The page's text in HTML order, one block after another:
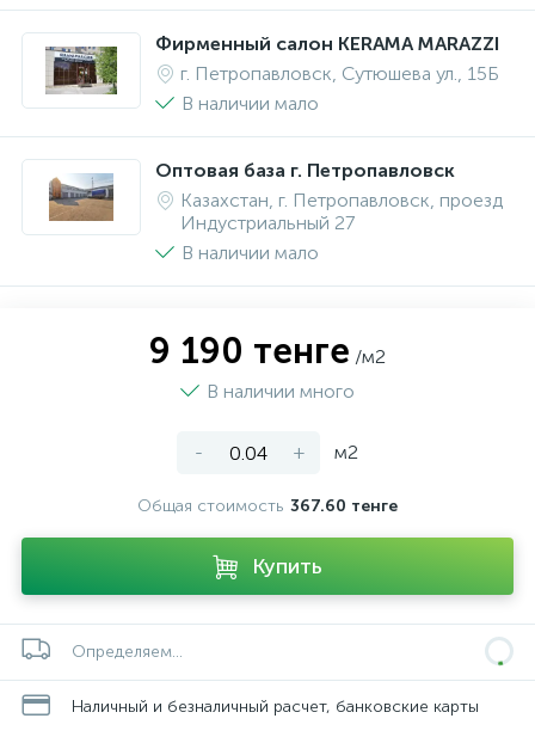
Фирменный салон KERAMA MARAZZI
г. Петропавловск, Сутюшева ул., 15Б
В наличии мало
Оптовая база г. Петропавловск
Казахстан, г. Петропавловск, проезд
Индустриальный 27
В наличии мало
9 190 тенге /м2
В наличии много
- + м2
Общая стоимость 367.60 тенге
Купить
Определяем...
Наличный и безналичный расчет, банковские карты